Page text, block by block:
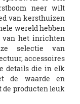
neer wilt
van kersthuizen
wereld hebben
van het inrichten
selectie van
accessoires
details die in elk
de waarde en
producten leuk